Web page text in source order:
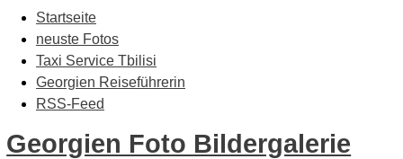
Startseite
neuste Fotos
Taxi Service Tbilisi
Georgien Reiseführerin
RSS-Feed
Georgien Foto Bildergalerie